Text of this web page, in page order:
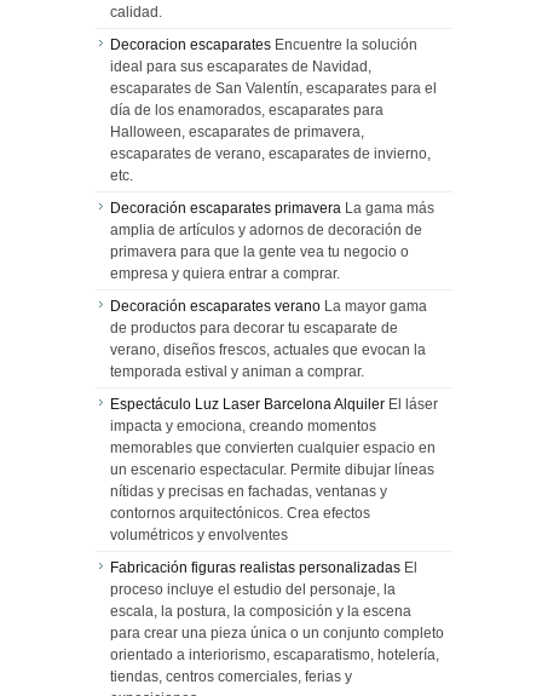
calidad.
Decoracion escaparates Encuentre la solución
ideal para sus escaparates de Navidad,
escaparates de San Valentín, escaparates para el
día de los enamorados, escaparates para
Halloween, escaparates de primavera,
escaparates de verano, escaparates de invierno,
etc.
Decoración escaparates primavera La gama más
amplia de artículos y adornos de decoración de
primavera para que la gente vea tu negocio o
empresa y quiera entrar a comprar.
Decoración escaparates verano La mayor gama
de productos para decorar tu escaparate de
verano, diseños frescos, actuales que evocan la
temporada estival y animan a comprar.
Espectáculo Luz Laser Barcelona Alquiler El láser
impacta y emociona, creando momentos
memorables que convierten cualquier espacio en
un escenario espectacular. Permite dibujar líneas
nítidas y precisas en fachadas, ventanas y
contornos arquitectónicos. Crea efectos
volumétricos y envolventes
Fabricación figuras realistas personalizadas El
proceso incluye el estudio del personaje, la
escala, la postura, la composición y la escena
para crear una pieza única o un conjunto completo
orientado a interiorismo, escaparatismo, hotelería,
tiendas, centros comerciales, ferias y